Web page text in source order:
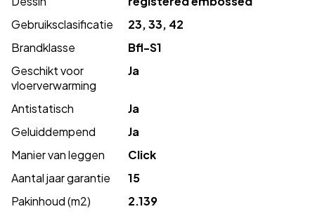
Gebruiksclasificatie
23, 33, 42
Brandklasse
Bfl-S1
Geschikt voor
vloerverwarming
Ja
Antistatisch
Ja
Geluiddempend
Ja
Manier van leggen
Click
Aantal jaar garantie
15
Pakinhoud (m2)
2.139